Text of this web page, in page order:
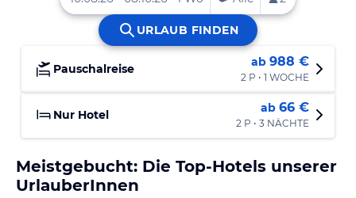
Pauschalreise ab 988 €
2 P • 1 WOCHE
Nur Hotel ab 66 €
2 P • 3 NÄCHTE
Meistgebucht: Die Top-Hotels unserer
UrlauberInnen